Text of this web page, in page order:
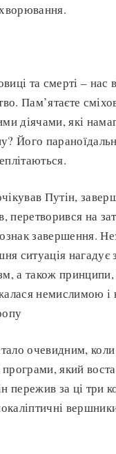
та смерті – нас
Пам’ятаєте
діячами, які
Його
Путін,
перетворився на
завершення.
ситуація нагадує
а також
немислимою
очевидним,
який
пережив за ці три